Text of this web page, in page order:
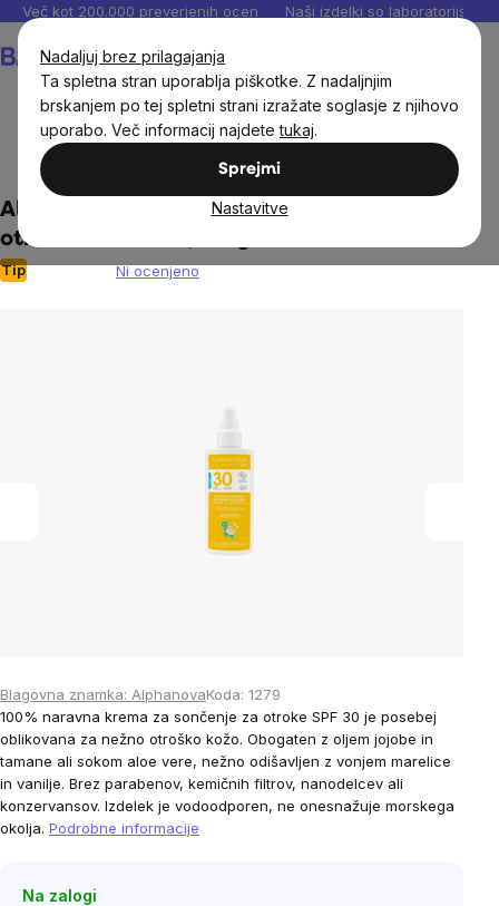
Nadaljuj brez prilagajanja
Ta spletna stran uporablja piškotke. Z nadaljnjim
brskanjem po tej spletni strani izražate soglasje z njihovo
uporabo. Več informacij najdetetukaj.
Sprejmi
Nastavitve
Preskoči
vsebino
Več kot 200.000 preverjenih ocen Naši izdelki so laboratorijsko
Naravna kozmetika za otroke
Alphanova - Krema za sončenje v spreju za
otroke SPF 30 BIO, 125 g
Tip
The
Ni ocenjeno
Blagovna znamka: AlphanovaKoda: 1279
100% naravna krema za sončenje za otroke SPF 30 je posebej
oblikovana za nežno otroško kožo. Obogaten z oljem jojobe in
tamane ali sokom aloe vere, nežno odišavljen z vonjem marelice
in vanilje. Brez parabenov, kemičnih filtrov, nanodelcev ali
konzervansov. Izdelek je vodoodporen, ne onesnažuje morskega
okolja. Podrobne informacije
Na zalogi